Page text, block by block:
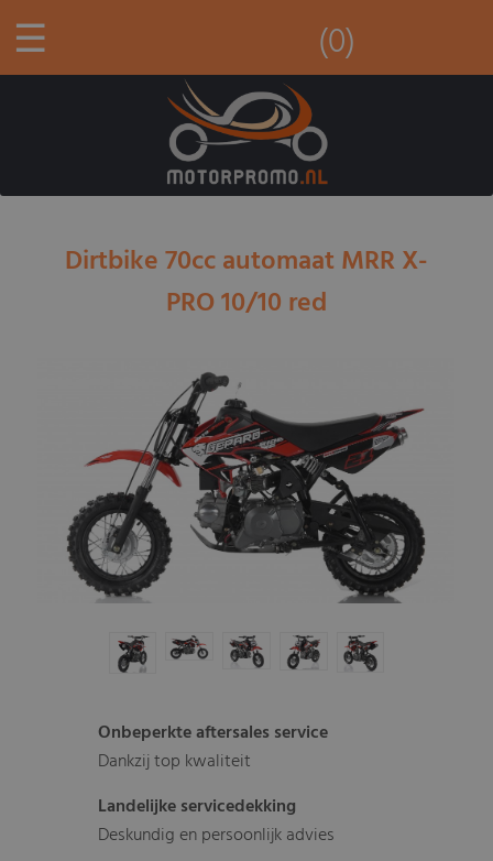
☰ (0)
Dirtbike 70cc automaat MRR X-
PRO 10/10 red
Onbeperkte aftersales service
Dankzij top kwaliteit
Landelijke servicedekking
Deskundig en persoonlijk advies